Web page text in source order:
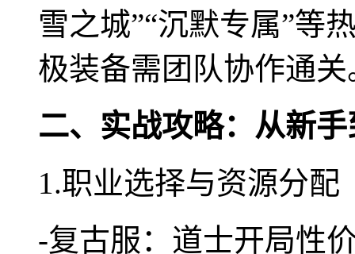
雪之城”“沉默专属”等
极装备需团队协作通关
二、实战攻略：从新
1.职业选择与资源分配
-复古服：道士开局性